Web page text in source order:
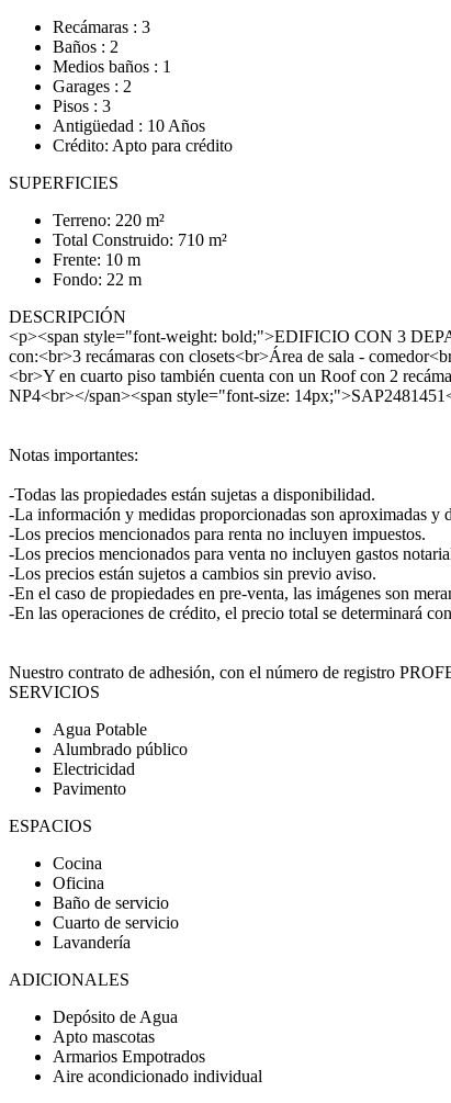
Recámaras : 3
Baños : 2
Medios baños : 1
Garages : 2
Pisos : 3
Antigüedad : 10 Años
Crédito: Apto para crédito
SUPERFICIES
Terreno: 220 m²
Total Construido: 710 m²
Frente: 10 m
Fondo: 22 m
DESCRIPCIÓN
<p><span style="font-weight: bold;">EDIFICIO CON 3
con:<br>3 recámaras con closets<br>Área de sala -
<br>Y en cuarto piso también cuenta con un Roof con 2
NP4<br></span><span style="font-size:
Notas importantes:
-Todas las propiedades están sujetas a disponibilidad.
-La información y medidas proporcionadas son aproximadas y
-Los precios mencionados para renta no incluyen impuestos.
-Los precios mencionados para venta no incluyen gastos
-Los precios están sujetos a cambios sin previo aviso.
-En el caso de propiedades en pre-venta, las imágenes son
-En las operaciones de crédito, el precio total se determinará
Nuestro contrato de adhesión, con el número de registro
SERVICIOS
Agua Potable
Alumbrado público
Electricidad
Pavimento
ESPACIOS
Cocina
Oficina
Baño de servicio
Cuarto de servicio
Lavandería
ADICIONALES
Depósito de Agua
Apto mascotas
Armarios Empotrados
Aire acondicionado individual